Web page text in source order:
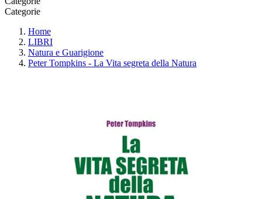
Categorie
Home
LIBRI
Natura e Guarigione
Peter Tompkins - La Vita segreta della Natura